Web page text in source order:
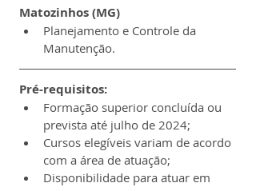
Matozinhos (MG)
Planejamento e Controle da
Manutenção.
Pré-requisitos:
Formação superior concluída ou
prevista até julho de 2024;
Cursos elegíveis variam de acordo
com a área de atuação;
Disponibilidade para atuar em